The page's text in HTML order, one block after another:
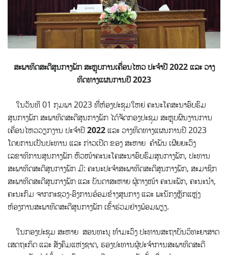
ສະພາທິດສະດີສູນກາງພັກ ສະຫຼຸບການເຄື່ອນໄຫວ ປະຈໍາປີ2022ແລະ ວາງ
ທິດທາງແຜນການປີ 2023
ໃນວັນທີ 01 ກຸມພາ 2023 ທີີ່ຫ້ອງປະຊຸມໃຫຍ່ ຄະນະໂຄສະນາອົບຮົມ
ສູນກາງພັກ ສະພາທິດສະດີສູນກາງພັກ ໄດ້ຈັດກອງປະຊຸມ ສະຫຼຸບຜົນງານການ
ເຄື່ອນໄຫວວຽກງານ ປະຈຳປີ2022ແລະ ວາງທິດທາງແຜນການປີ 2023
ໂດຍການເປັນປະທານ ແລະ ກ່າວເປີດ ຂອງ ສະຫາຍ ຄຳພັນ ເຜີຍຍະວົງ
ເລຂາທິການສູນກາງພັກ ຫົວໜ້າຄະນະໂຄສະນາອົບຮົມສູນກາງພັກ, ປະທານ
ສະພາທິດສະດີສູນກາງພັກ ມີ: ຄະນະປະຈຳສະພາທິດສະດີສູນກາງພັກ, ສະມາຊິກ
ສະພາທິດສະດີສູນກາງພັກ ແລະ ບັນດາສະຫາຍ ຜູ້ຕາງໜ້າ ຄະນະພັກ, ຄະນະນຳ,
ຄະນະກົມ ຈາກກະຊວງ-ອົງການອ້ອມຂ້າງສູນກາງ ແລະ ພະນັກງຫຼັກແຫຼ່ງ
ຫ້ອງການສະພາທິດສະດີສູນກາງພັກ ເຂົ້າຮ່ວມຢ່າງພ້ອມພຽງ.
ໃນກອງປະຊຸມ ສະຫາຍ ສອນທະນູ ທຳມະວົງ ປະທານສະຖາບັນວິທະຍາສາດ
ເສດຖະກິດ ແລະ ສັງຄົມແຫ່ງຊາດ, ຮອງປະທານຜູ້ປະຈຳການສະພາທິດສະດີ